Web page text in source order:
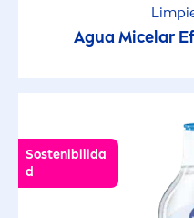
Agua Micelar
Sostenibilida
d